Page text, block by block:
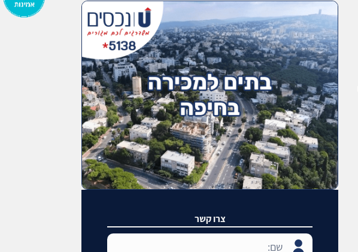
צרו קשר